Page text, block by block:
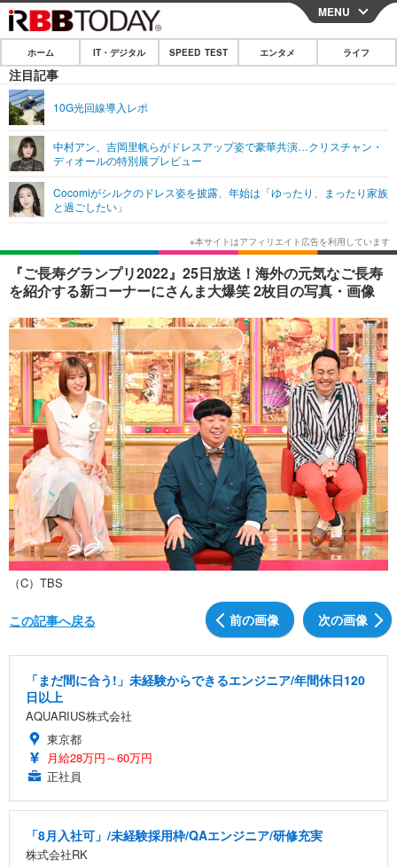
CLOSE
ホーム
IT・デジタル
ネタ
ショッピング その他
SPEED TEST
エンタメ
エンタメTOP
韓国・芸能
音楽 スポーツ
ショッピング その他
ライフ
ライフTOP グルメ
ペット ショッピング
その他
リリース一覧
プッシュ通知の停止方法
MENU
ホーム IT・デジタル SPEED TEST エンタメ ライフ
注目記事
10G光回線導入レポ
中村アン、吉岡里帆らがドレスアップ姿で豪華共演…クリスチャン・
ディオールの特別展プレビュー
Cocomiがシルクのドレス姿を披露、年始は「ゆったり、まったり家族
と過ごしたい」
『ご長寿グランプリ2022』25日放送！海外の元気なご長寿
を紹介する新コーナーにさんま大爆笑 2枚目の写真・画像
（C）TBS
前の画像 次の画像
この記事へ戻る
「まだ間に合う!」未経験からできるエンジニア/年間休日120
日以上
AQUARIUS株式会社
東京都
月給28万円～60万円
正社員
「8月入社可」/未経験採用枠/QAエンジニア/研修充実
株式会社RK